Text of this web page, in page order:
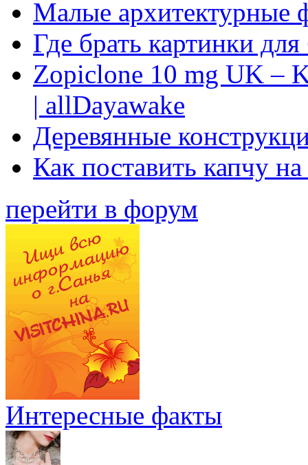
Малые архитектурные
Где брать картинки
Zopiclone 10 mg UK –
| allDayawake
Деревянные
Как поставить капчу
перейти в форум
Интересные факты